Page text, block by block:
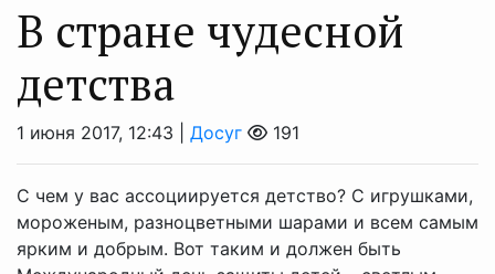
В стране чудесной
детства
1 июня 2017, 12:43 | Досуг 191
С чем у вас ассоциируется детство? С игрушками,
мороженым, разноцветными шарами и всем самым
ярким и добрым. Вот таким и должен быть